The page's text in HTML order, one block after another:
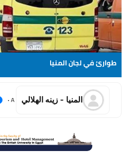
طوارئ في لجان المنيا
المنيا - زينه الهلالي A
.